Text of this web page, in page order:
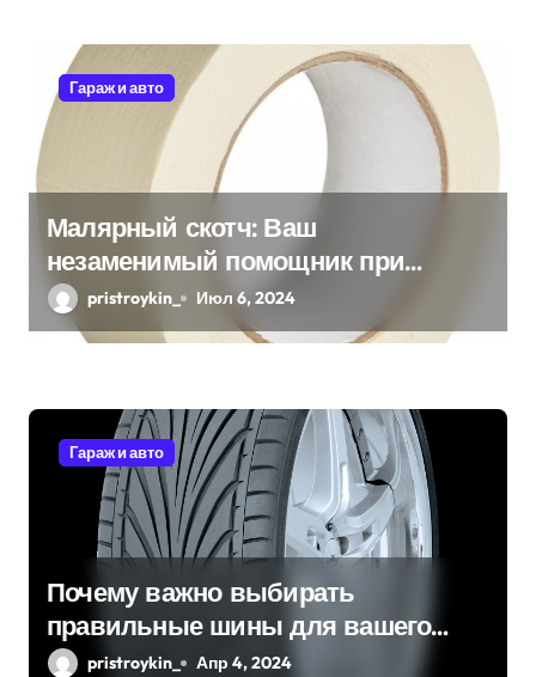
Гараж и авто
Малярный скотч: Ваш
незаменимый помощник при
ремонтных работах
pristroykin_ Июл 6, 2024
Гараж и авто
Почему важно выбирать
правильные шины для вашего
автомобиля?
pristroykin_ Апр 4, 2024